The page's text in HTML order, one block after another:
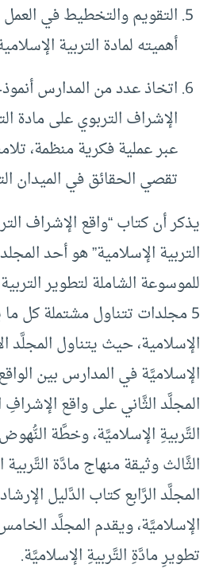
التقويم والتخطيط في
أهميته لمادة التربية
اتخاذ عدد من المدارس
الإشراف التربوي على مادة
عبر عملية فكرية منظمة،
تقصي الحقائق في الميدان
يذكر أن كتاب “واقع الإشراف
التربية الإسلامية” هو أحد
للموسوعة الشاملة لتطوير
5 مجلدات تتناول مشتملة كل ما
الإسلامية، حيث يتناول المجلَّد
الإسلاميَّة في المدارس بين
المجلَّد الثَّاني على واقع
التَّربيةِ الإسلاميَّة، وخطَّة
الثَّالث وثيقة منهاج مادَّة
المجلَّد الرَّابع كتاب الدَّليل
الإسلاميَّة، ويقدم المجلَّد
تطويرِ مادَّةِ التَّربيةِ الإسلاميَّة.